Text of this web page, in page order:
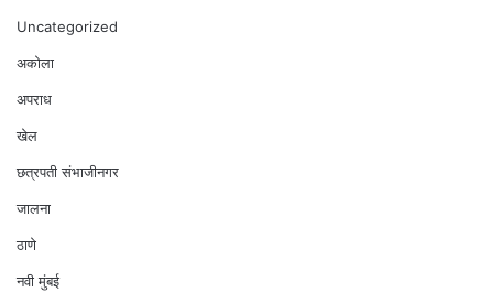
Uncategorized
अकोला
अपराध
खेल
छत्रपती संभाजीनगर
जालना
ठाणे
नवी मुंबई